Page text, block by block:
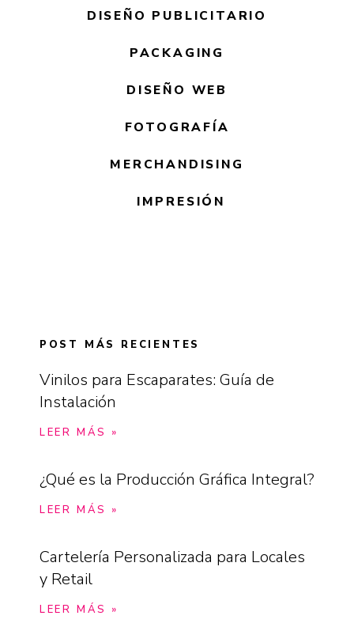
DISEÑO PUBLICITARIO
PACKAGING
DISEÑO WEB
FOTOGRAFÍA
MERCHANDISING
IMPRESIÓN
POST MÁS RECIENTES
Vinilos para Escaparates: Guía de
Instalación
LEER MÁS »
¿Qué es la Producción Gráfica Integral?
LEER MÁS »
Cartelería Personalizada para Locales
y Retail
LEER MÁS »